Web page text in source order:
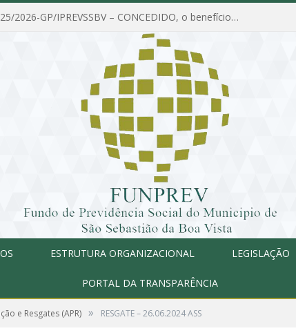
PORTARIA Nº 025/2026-GP/IPREVSSBV – CONCEDIDO, o benefício de PENSÃO a MARIA ESTELA DOS SANTOS SOUZA
ESTRUTURA ORGANIZACIONAL LEGISLAÇÃO
PORTAL DA TRANSPARÊNCIA
e Resgates (APR) » RESGATE – 26.06.2024 ASS